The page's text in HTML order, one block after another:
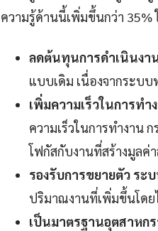
ความรู้ด้านนี้เพิ่มขึ้นกว่า
ลดต้นทุนการดำเนินงา
แบบเดิม เนื่องจากระบ
เพิ่มความเร็วในการทำ
ความเร็วในการทำงาน
โฟกัสกับงานที่สร้างมูลค่า
รองรับการขยายตัว ระ
ปริมาณงานที่เพิ่มขึ้นโด
เป็นมาตรฐานอุตสาหก